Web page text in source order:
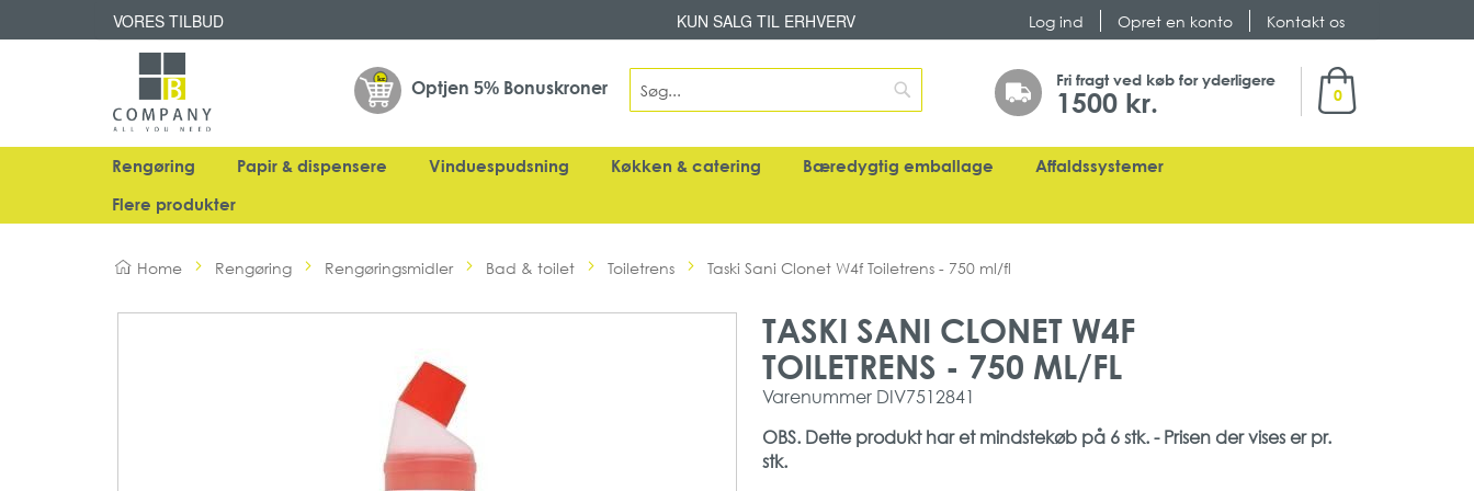
Skip
to
Content
Log ind Opret en konto Kontakt os
VORES TILBUD KUN SALG TIL ERHVERV
0
Fri fragt ved køb for yderligere
1500 kr.
Search
Search
Optjen 5%Bonuskroner
Rengøring Papir & dispensere Vinduespudsning Køkken & catering Bæredygtig emballage
Affaldssystemer
Flere produkter
Home Rengøring Rengøringsmidler Bad & toilet Toiletrens Taski Sani Clonet W4f Toiletrens - 750 ml/fl
TASKI SANI CLONET W4F
TOILETRENS - 750 ML/FL
Varenummer DIV7512841
OBS. Dette produkt har et mindstekøb på 6 stk. - Prisen der vises er pr.
stk.